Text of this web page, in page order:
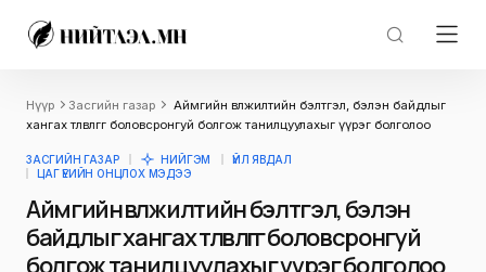
Нүүр Засгийн газар
Аймгийн өвөлжилтийн бэлтгэл, бэлэн байдлыг
хангах төлөвлөгөөг боловсронгуй болгож танилцуулахыг үүрэг болголоо
ЗАСГИЙН ГАЗАР НИЙГЭМ
ҮЙЛ ЯВДАЛ
ЦАГ ҮЕИЙН ОНЦЛОХ МЭДЭЭ
Аймгийн өвөлжилтийн бэлтгэл, бэлэн
байдлыг хангах төлөвлөгөөг боловсронгуй